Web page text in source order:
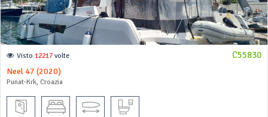
C55830
Visto 12217 volte
Neel 47 (2020)
Punat-Krk, Croazia